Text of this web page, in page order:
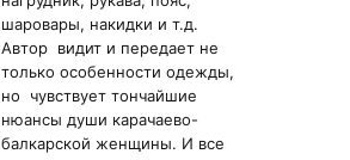
шаровары, накидки и т.д.
Автор видит и передает не
только особенности одежды,
но чувствует тончайшие
нюансы души карачаево-
балкарской женщины. И все